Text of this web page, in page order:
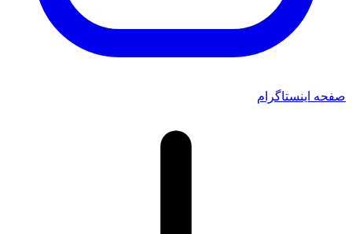
صفحه اینستاگرام